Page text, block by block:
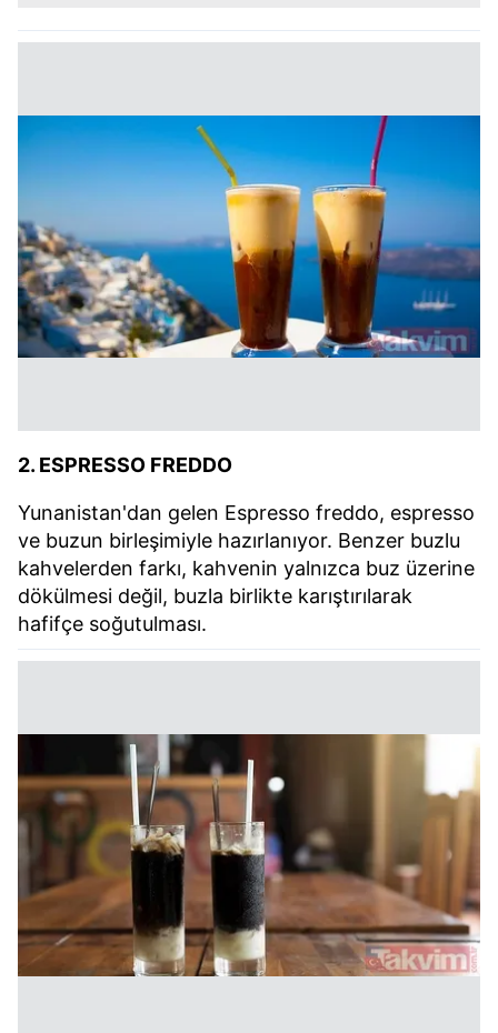
2. ESPRESSO FREDDO
Yunanistan'dan gelen Espresso freddo, espresso
ve buzun birleşimiyle hazırlanıyor. Benzer buzlu
kahvelerden farkı, kahvenin yalnızca buz üzerine
dökülmesi değil, buzla birlikte karıştırılarak
hafifçe soğutulması.